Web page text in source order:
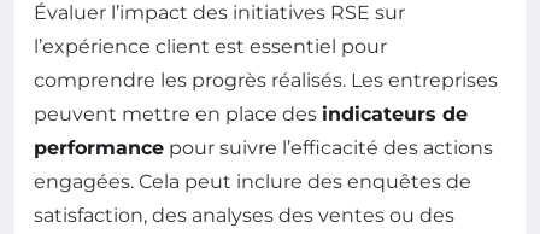
Évaluer l’impact des initiatives RSE sur
l’expérience client est essentiel pour
comprendre les progrès réalisés. Les entreprises
peuvent mettre en place des indicateurs de
performance pour suivre l’efficacité des actions
engagées. Cela peut inclure des enquêtes de
satisfaction, des analyses des ventes ou des